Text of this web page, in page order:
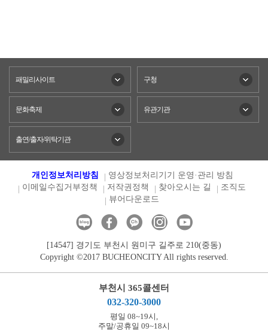
패밀리사이트 구청
문화축제 유관기관
출연/출자/위탁기관
개인정보처리방침
영상정보처리기기 운영·관리 방침
이메일수집거부정책
저작권정책 찾아오시는 길
조직도
뷰어다운로드
[14547] 경기도 부천시 원미구 길주로 210(중동)
Copyright ©2017 BUCHEONCITY All rights reserved.
부천시 365콜센터
032-320-3000
평일 08~19시,
주말/공휴일 09~18시